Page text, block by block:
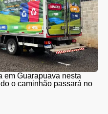
em Guarapuava nesta
o caminhão passará no